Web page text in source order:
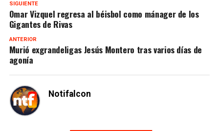
SIGUIENTE
Omar Vizquel regresa al béisbol como mánager de los
Gigantes de Rivas
ANTERIOR
Murió exgrandeligas Jesús Montero tras varios días de
agonía
Notifalcon